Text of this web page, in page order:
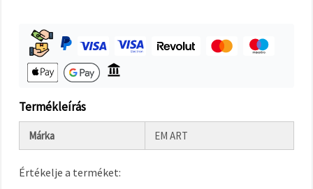
Termékleírás
Márka EM ART
Értékelje a terméket: